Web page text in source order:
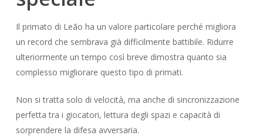
Il primato di Leão ha un valore particolare perché migliora
un record che sembrava già difficilmente battibile. Ridurre
ulteriormente un tempo così breve dimostra quanto sia
complesso migliorare questo tipo di primati.
Non si tratta solo di velocità, ma anche di sincronizzazione
perfetta tra i giocatori, lettura degli spazi e capacità di
sorprendere la difesa avversaria.